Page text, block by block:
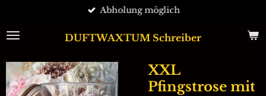
springen
DUFTWAXTUM Schreiber
Abholung möglich
XXL
Pfingstrose mit